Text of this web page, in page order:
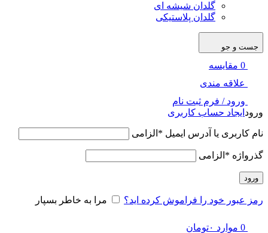
گلدان شیشه ای
گلدان پلاستیکی
جست و جو
0 مقایسه
علاقه مندی
ورود / فرم ثبت نام
ورود ایجاد حساب کاربری
نام کاربری یا آدرس ایمیل * الزامی
گذرواژه * الزامی
ورود
رمز عبور خود را فراموش کرده اید؟ مرا به خاطر بسپار
0 موارد ۰تومان